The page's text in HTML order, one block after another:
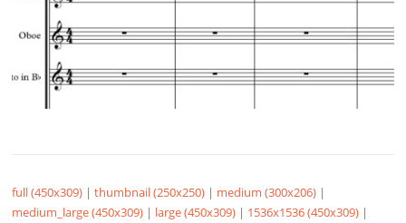
full (450x309) |thumbnail (250x250) | medium (300x206) |
medium_large (450x309) | large (450x309) | 1536x1536 (450x309) |